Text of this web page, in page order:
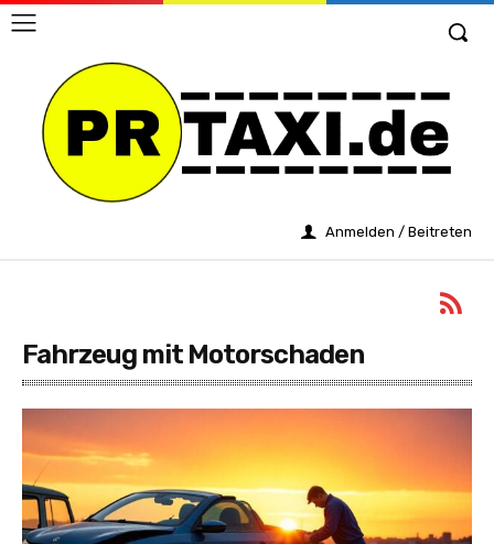
Anmelden / Beitreten
Fahrzeug mit Motorschaden